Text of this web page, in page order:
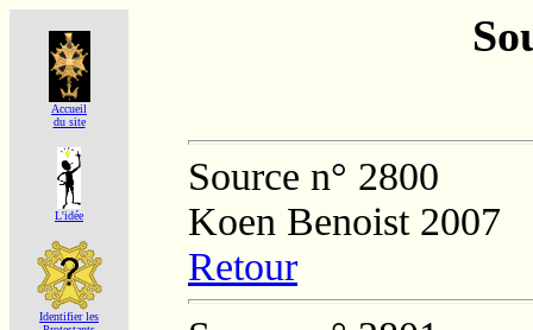
Accueil
du site
L'idée
Identifier les
Source n° 2800
Koen Benoist 2007
Retour